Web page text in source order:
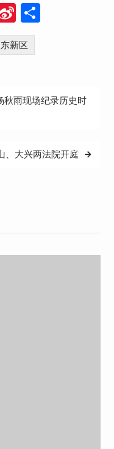
Sina
Weibo
分
新区
秋雨现场纪录历史时
、大兴两法院开庭